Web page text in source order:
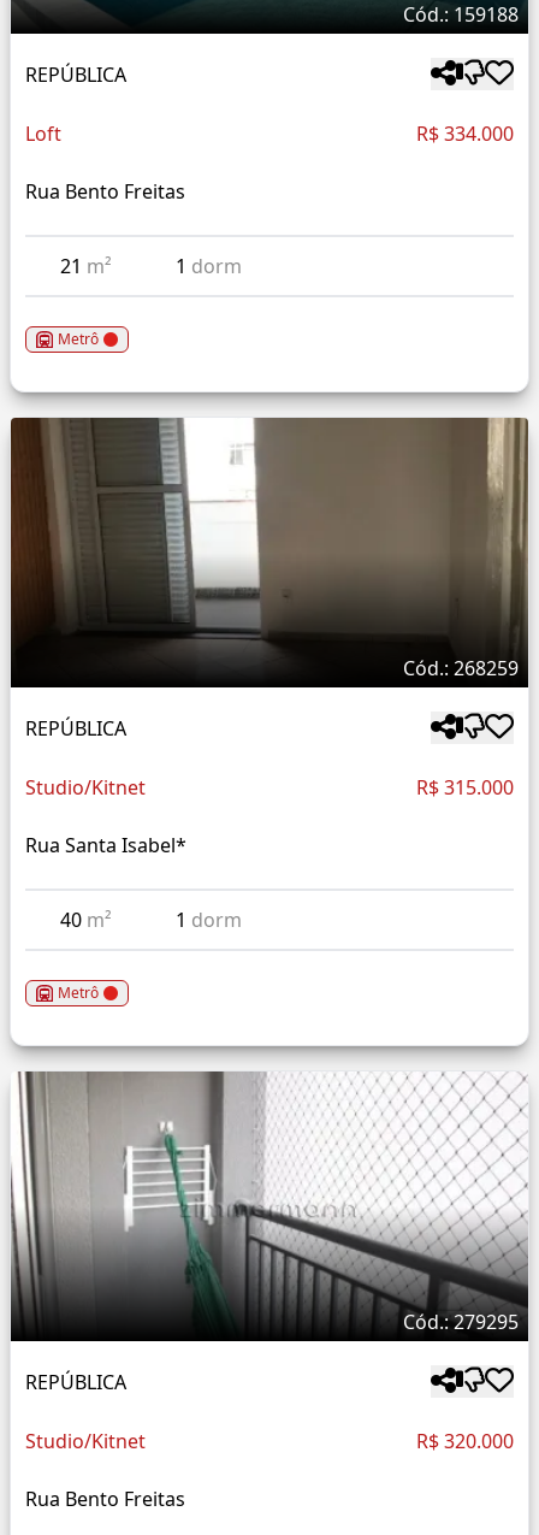
Cód.: 159188
REPÚBLICA
Loft R$ 334.000
Rua Bento Freitas
21 m² 1 dorm
Metrô
Cód.: 268259
REPÚBLICA
Studio/Kitnet R$ 315.000
Rua Santa Isabel*
40 m² 1 dorm
Metrô
Cód.: 279295
REPÚBLICA
Studio/Kitnet R$ 320.000
Rua Bento Freitas